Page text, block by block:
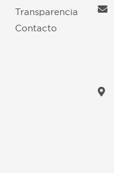
Transparencia
Contacto